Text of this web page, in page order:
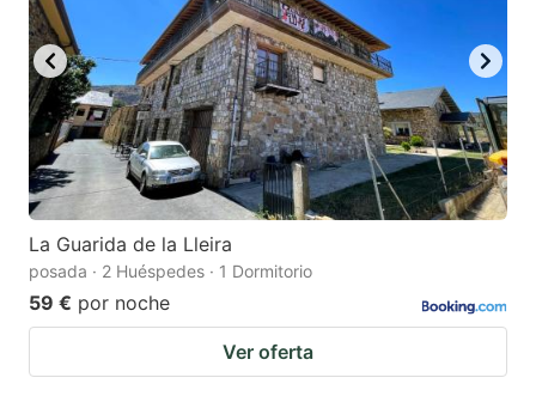
La Guarida de la Lleira
posada · 2 Huéspedes · 1 Dormitorio
59 € por noche
Ver oferta